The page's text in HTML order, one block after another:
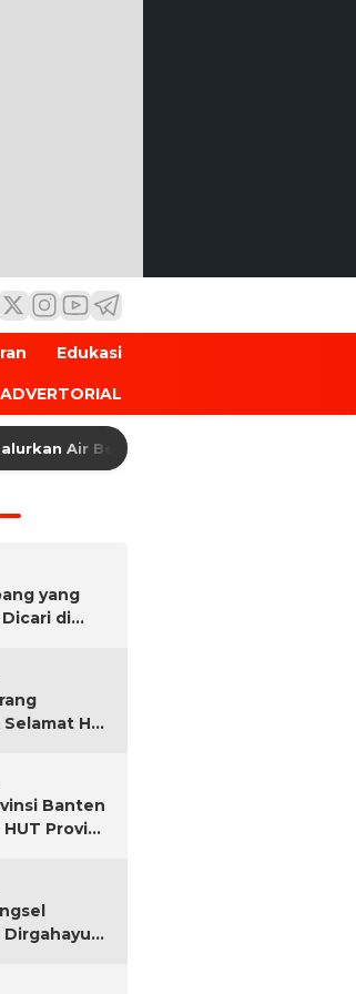
Edukasi
ADVERTORIAL
Air Bersih untuk Warga Terdampak
yang
di
Hari
Banten
Provinsi